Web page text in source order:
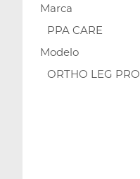
Marca
PPA CARE
Modelo
ORTHO LEG PRO